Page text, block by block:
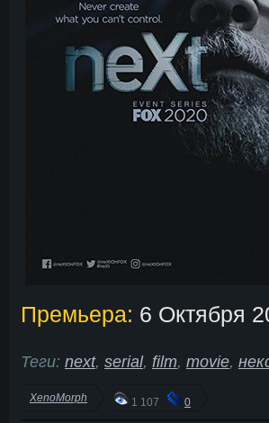
Премьера: 6 Октября
Теги: next, serial, film, movie,
XenoMorph 1 107 0